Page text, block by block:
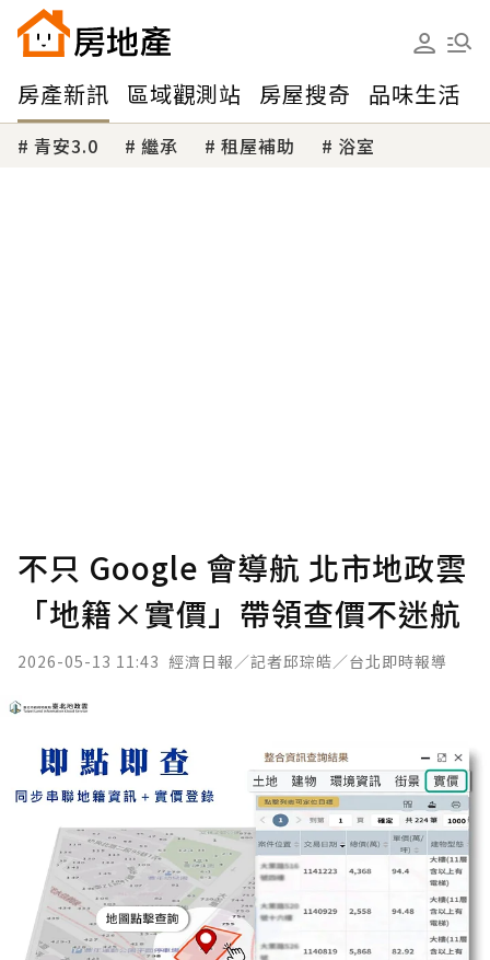
房產新訊 區域觀測站 房屋搜奇 品味生活
青安3.0 繼承 租屋補助 浴室
不只 Google 會導航 北市地政雲
「地籍×實價」帶領查價不迷航
2026-05-13 11:43 經濟日報／記者邱琮皓／台北即時報導